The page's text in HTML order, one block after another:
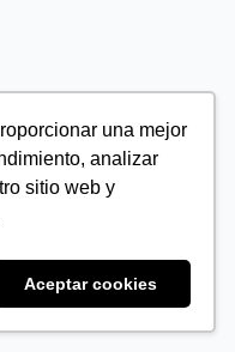
una mejor
analizar
sitio web y
Aceptar cookies